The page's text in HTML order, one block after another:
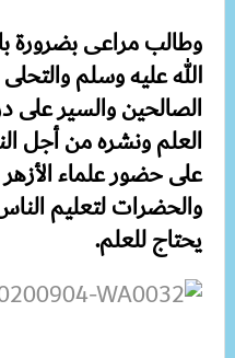
وطالب مراعى بضرورة
الله عليه وسلم
الصالحين والسير على
العلم ونشره من أجل
على حضور علماء
والحضرات لتعليم
يحتاج للعلم.